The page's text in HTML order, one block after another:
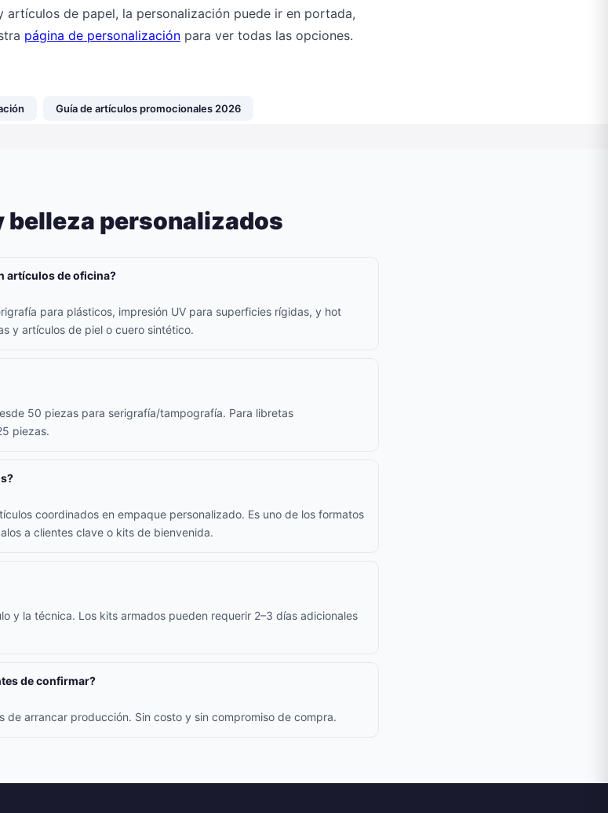
de papel, la personalización puede ir en portada,
página de personalización para ver todas las opciones.
Guía de artículos promocionales 2026
belleza personalizados
artículos de oficina?
para plásticos, impresión UV para superficies rígidas, y hot
y artículos de piel o cuero sintético.
50 piezas para serigrafía/tampografía. Para libretas
piezas.
coordinados en empaque personalizado. Es uno de los formatos
a clientes clave o kits de bienvenida.
y la técnica. Los kits armados pueden requerir 2–3 días adicionales
de confirmar?
de arrancar producción. Sin costo y sin compromiso de compra.